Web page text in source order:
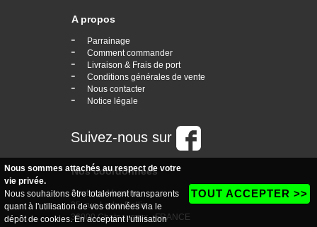
A propos
- Parrainage
- Comment commander
- Livraison & Frais de port
- Conditions générales de vente
- Nous contacter
- Notice légale
Suivez-nous sur
Nos coordonnées
boutique Vogaine
35, rue Ledru Rollin
36000 Chateauroux - FRANCE
Nous sommes attachés au respect de votre
vie privée.
Nous souhaitons être totalement transparents
quant à l'utilisation de vos données via le
dépôt de cookies. En acceptant l'utilisation
TOUT ACCEPTER >>